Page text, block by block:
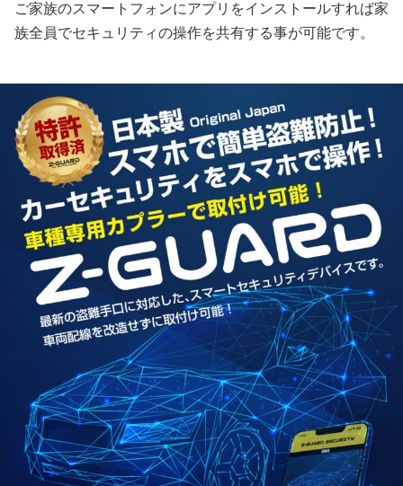
ご家族のスマートフォンにアプリをインストールすれば家
族全員でセキュリティの操作を共有する事が可能です。